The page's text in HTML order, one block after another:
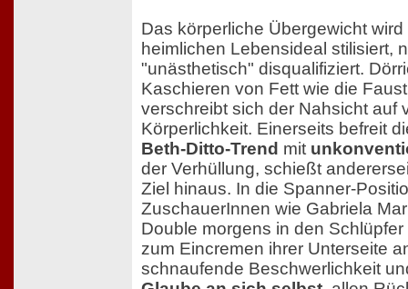
Das körperliche Übergewicht
heimlichen Lebensideal stilisiert,
"unästhetisch" disqualifiziert.
Kaschieren von Fett wie die
verschreibt sich der Nahsicht auf
Körperlichkeit. Einerseits befreit
Beth-Ditto-Trend mit
der Verhüllung, schießt
Ziel hinaus. In die Spanner-
ZuschauerInnen wie Gabriela
Double morgens in den
zum Eincremen ihrer Unterseite
schnaufende Beschwerlichkeit